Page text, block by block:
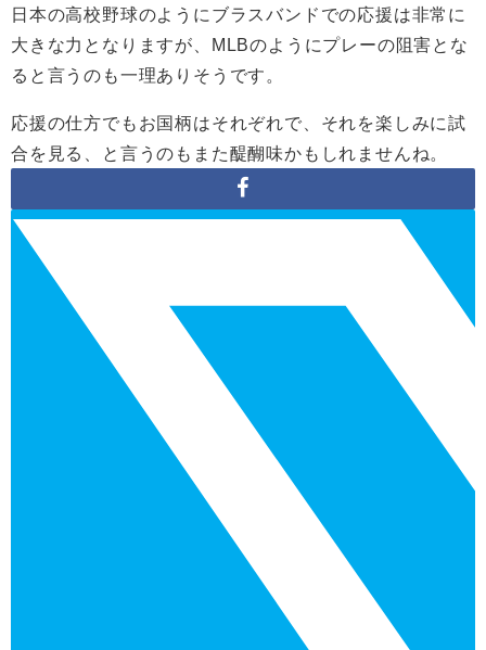
日本の高校野球のようにブラスバンドでの応援は非常に
大きな力となりますが、MLBのようにプレーの阻害とな
ると言うのも一理ありそうです。
応援の仕方でもお国柄はそれぞれで、それを楽しみに試
合を見る、と言うのもまた醍醐味かもしれませんね。